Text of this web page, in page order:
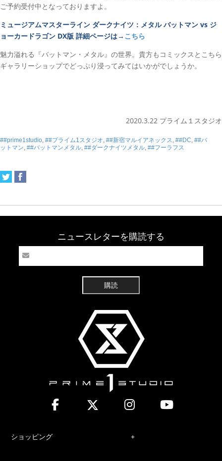
ご予約受付中となっておりますよ。
ミュージアムマスターライン ダークナイツ：メタル バットマン vs ジ
ョーカードラゴン DX版 詳細ページは→ こちら
魅力溢れる『バットマン・メタル』の世界。貴方もコミックスとこちら
ギャラリーショップでどっぷり浸ってみてはいかがでしょうか。
2020.3.22 プライム１スタジオ
##prime1studio ##プライム1スタジオ ##新宿マルイアネックス ##DC ##バ
ットマン ##バットマンメタル ##ダークナイツメタル ##フーラフス
ニュースレターを購読する
購読
ショッピング